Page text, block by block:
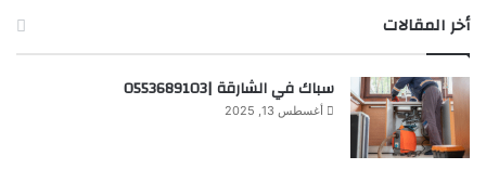
أخر المقالات
سباك في الشارقة |0553689103
أغسطس 13, 2025